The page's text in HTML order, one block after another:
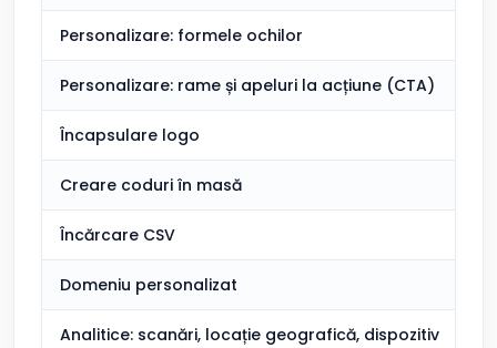
Personalizare: formele ochilor
Personalizare: rame și apeluri la acțiune (CTA)
Încapsulare logo
Creare coduri în masă
Încărcare CSV
Domeniu personalizat
Analitice: scanări, locație geografică, dispozitiv